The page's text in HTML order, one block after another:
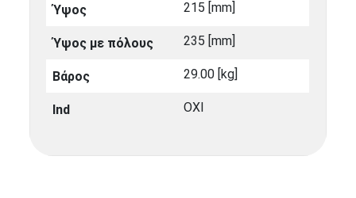
Ύψος 215 [mm]
Ύψος με πόλους 235 [mm]
Βάρος 29.00 [kg]
Ind ΟΧΙ